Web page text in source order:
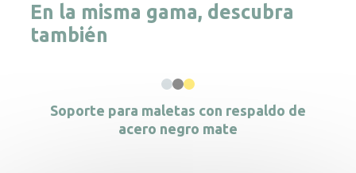
En la misma gama, descubra
también
Soporte para maletas con respaldo de
acero negro mate